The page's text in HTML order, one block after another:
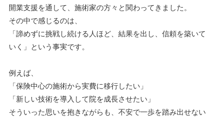
開業支援を通して、施術家の方々と関わってきました。
その中で感じるのは、
「諦めずに挑戦し続ける人ほど、結果を出し、信頼を築いて
いく」という事実です。
例えば、
「保険中心の施術から実費に移行したい」
「新しい技術を導入して院を成長させたい」
そういった思いを抱きながらも、不安で一歩を踏み出せない